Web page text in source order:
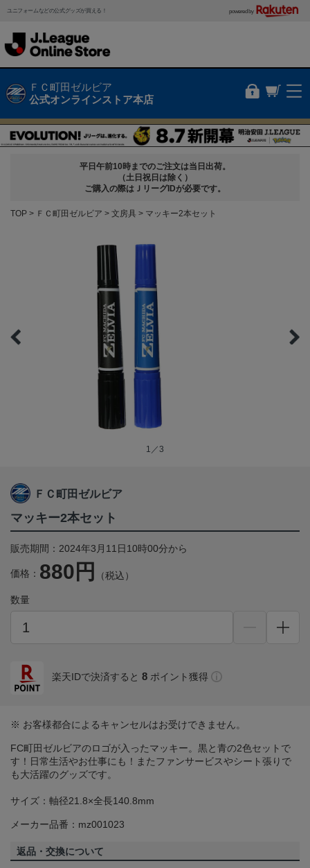
ユニフォームなどの公式グッズが買える！ powered by
ＦＣ町田ゼルビア
公式オンラインストア本店
平日午前10時までのご注文は当日出荷。
（土日祝日は除く）
ご購入の際はＪリーグIDが必要です。
TOP ＦＣ町田ゼルビア 文房具 マッキー2本セット
1／3
ＦＣ町田ゼルビア
マッキー2本セット
販売期間：2024年3月11日10時00分から
価格： 880円 （税込）
数量
楽天IDで決済すると 8 ポイント獲得
※ お客様都合によるキャンセルはお受けできません。
FC町田ゼルビアのロゴが入ったマッキー。黒と青の2色セットで
す！日常生活やお仕事にも！またファンサービスやシート張りで
も大活躍のグッズです。
サイズ：軸径21.8×全長140.8mm
メーカー品番：mz001023
返品・交換について